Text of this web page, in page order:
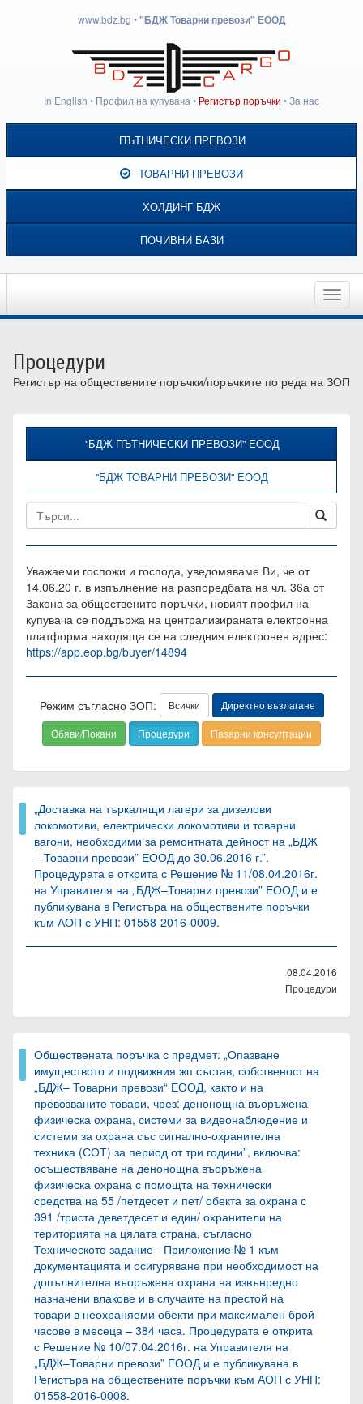
www.bdz.bg •"БДЖ Товарни превози" ЕООД
In English • Профил на купувача • Регистър поръчки •За нас
ПЪТНИЧЕСКИ ПРЕВОЗИ
ТОВАРНИ ПРЕВОЗИ
ХОЛДИНГ БДЖ
ПОЧИВНИ БАЗИ
Toggle
Процедури
Регистър на обществените поръчки/поръчките по реда на ЗОП
"БДЖ ПЪТНИЧЕСКИ ПРЕВОЗИ" ЕООД
"БДЖ ТОВАРНИ ПРЕВОЗИ" ЕООД
Уважаеми госпожи и господа, уведомяваме Ви, че от
14.06.20 г. в изпълнение на разпоредбата на чл. 36а от
Закона за обществените поръчки, новият профил на
купувача се поддържа на централизираната електронна
платформа находяща се на следния електронен адрес:
https://app.eop.bg/buyer/14894
Режим съгласно ЗОП: Всички Директно възлагане
Обяви/Покани Процедури Пазарни консултации
„Доставка на търкалящи лагери за дизелови
локомотиви, електрически локомотиви и товарни
вагони, необходими за ремонтната дейност на „БДЖ
– Товарни превози” ЕООД до 30.06.2016 г.”.
Процедурата е открита с Решение № 11/08.04.2016г.
на Управителя на „БДЖ–Товарни превози” ЕООД и е
публикувана в Регистъра на обществените поръчки
към АОП с УНП: 01558-2016-0009.
08.04.2016
Процедури
Обществената поръчка с предмет: „Опазване
имуществото и подвижния жп състав, собственост на
„БДЖ– Товарни превози“ ЕООД, както и на
превозваните товари, чрез: денонощна въоръжена
физическа охрана, системи за видеонаблюдение и
системи за охрана със сигнално-охранителна
техника (СОТ) за период от три години”, включва:
осъществяване на денонощна въоръжена
физическа охрана с помощта на технически
средства на 55 /петдесет и пет/ обекта за охрана с
391 /триста деветдесет и един/ охранители на
територията на цялата страна, съгласно
Техническото задание - Приложение № 1 към
документацията и осигуряване при необходимост на
допълнителна въоръжена охрана на извънредно
назначени влакове и в случаите на престой на
товари в неохраняеми обекти при максимален брой
часове в месеца – 384 часа. Процедурата е открита
с Решение № 10/07.04.2016г. на Управителя на
„БДЖ–Товарни превози” ЕООД и е публикувана в
Регистъра на обществените поръчки към АОП с УНП:
01558-2016-0008.